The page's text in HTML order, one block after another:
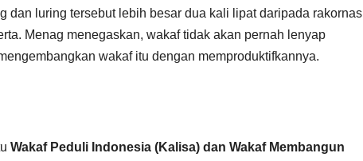
dan luring tersebut lebih besar dua kali lipat daripada rakornas
Menag menegaskan, wakaf tidak akan pernah lenyap
wakaf itu dengan memproduktifkannya.
Wakaf Peduli Indonesia (Kalisa) dan Wakaf Membangun